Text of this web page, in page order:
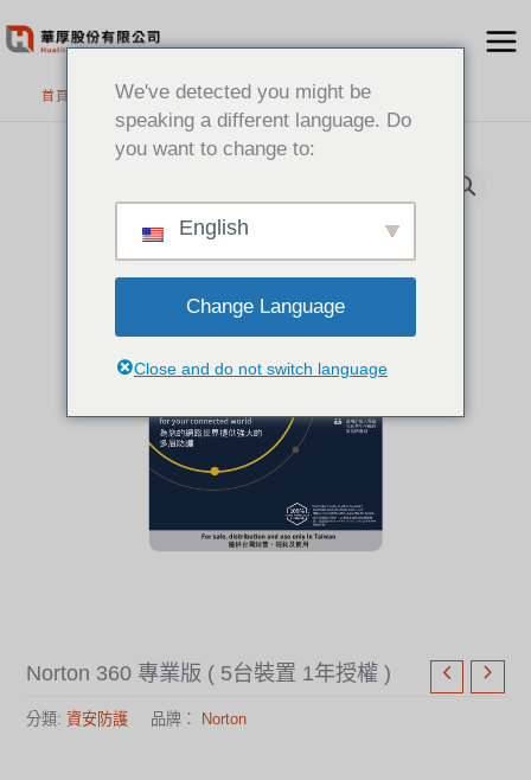
至
首頁 精選產品
Norton 360 專業版 ( 5台裝置 1年授權 )
分類:資安防護 品牌： Norton
We've detected you might be
speaking a different language. Do
you want to change to:
English
Change Language
Close and do not switch language